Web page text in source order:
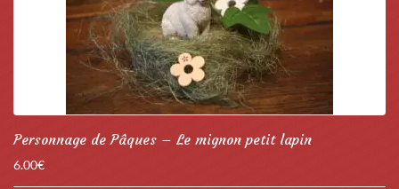
Personnage de Pâques – Le mignon petit lapin
6.00€